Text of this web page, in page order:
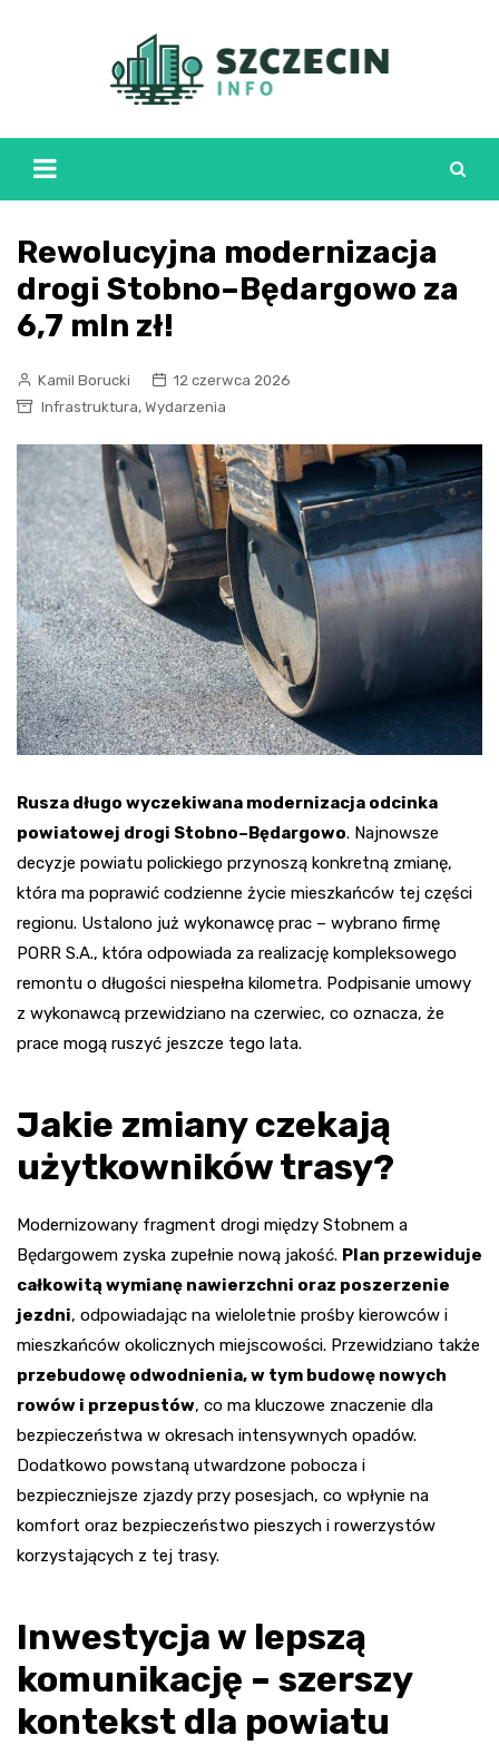
Rewolucyjna modernizacja
drogi Stobno–Będargowo za
6,7 mln zł!
Kamil Borucki
12 czerwca 2026
Infrastruktura, Wydarzenia
Rusza długo wyczekiwana modernizacja odcinka
powiatowej drogi Stobno–Będargowo. Najnowsze
decyzje powiatu polickiego przynoszą konkretną zmianę,
która ma poprawić codzienne życie mieszkańców tej części
regionu. Ustalono już wykonawcę prac – wybrano firmę
PORR S.A., która odpowiada za realizację kompleksowego
remontu o długości niespełna kilometra. Podpisanie umowy
z wykonawcą przewidziano na czerwiec, co oznacza, że
prace mogą ruszyć jeszcze tego lata.
Jakie zmiany czekają
użytkowników trasy?
Modernizowany fragment drogi między Stobnem a
Będargowem zyska zupełnie nową jakość. Plan przewiduje
całkowitą wymianę nawierzchni oraz poszerzenie
jezdni, odpowiadając na wieloletnie prośby kierowców i
mieszkańców okolicznych miejscowości. Przewidziano także
przebudowę odwodnienia, w tym budowę nowych
rowów i przepustów, co ma kluczowe znaczenie dla
bezpieczeństwa w okresach intensywnych opadów.
Dodatkowo powstaną utwardzone pobocza i
bezpieczniejsze zjazdy przy posesjach, co wpłynie na
komfort oraz bezpieczeństwo pieszych i rowerzystów
korzystających z tej trasy.
Inwestycja w lepszą
komunikację – szerszy
kontekst dla powiatu